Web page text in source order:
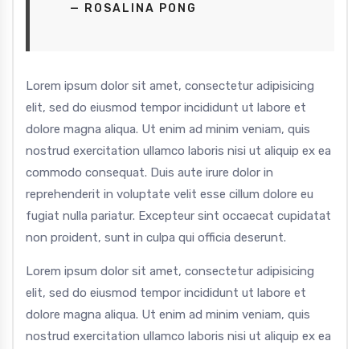
— ROSALINA PONG
Lorem ipsum dolor sit amet, consectetur adipisicing
elit, sed do eiusmod tempor incididunt ut labore et
dolore magna aliqua. Ut enim ad minim veniam, quis
nostrud exercitation ullamco laboris nisi ut aliquip ex ea
commodo consequat. Duis aute irure dolor in
reprehenderit in voluptate velit esse cillum dolore eu
fugiat nulla pariatur. Excepteur sint occaecat cupidatat
non proident, sunt in culpa qui officia deserunt.
Lorem ipsum dolor sit amet, consectetur adipisicing
elit, sed do eiusmod tempor incididunt ut labore et
dolore magna aliqua. Ut enim ad minim veniam, quis
nostrud exercitation ullamco laboris nisi ut aliquip ex ea